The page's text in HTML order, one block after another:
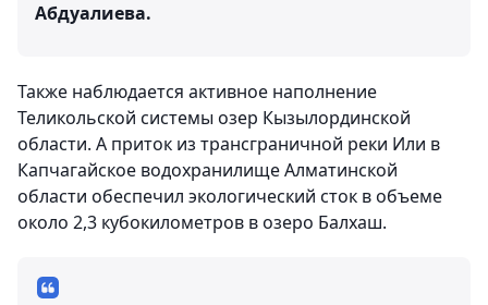
Абдуалиева.
Также наблюдается активное наполнение
Теликольской системы озер Кызылординской
области. А приток из трансграничной реки Или в
Капчагайское водохранилище Алматинской
области обеспечил экологический сток в объеме
около 2,3 кубокилометров в озеро Балхаш.